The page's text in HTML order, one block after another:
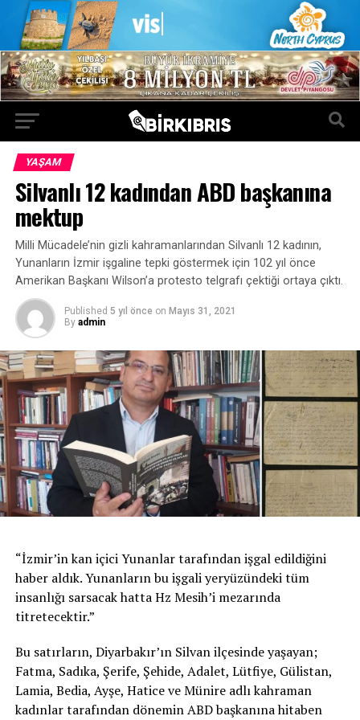
YAŞAM
Silvanlı 12 kadından ABD başkanına
mektup
Milli Mücadele’nin gizli kahramanlarından Silvanlı 12 kadının,
Yunanların İzmir işgaline tepki göstermek için 102 yıl önce
Amerikan Başkanı Wilson’a protesto telgrafı çektiği ortaya çıktı.
Published 5 yıl önce on Mayıs 31, 2021
By admin
“İzmir’in kan içici Yunanlar tarafından işgal edildiğini
haber aldık. Yunanların bu işgali yeryüzündeki tüm
insanlığı sarsacak hatta Hz Mesih’i mezarında
titretecektir.”
Bu satırların, Diyarbakır’ın Silvan ilçesinde yaşayan;
Fatma, Sadıka, Şerife, Şehide, Adalet, Lütfiye, Gülistan,
Lamia, Bedia, Ayşe, Hatice ve Münire adlı kahraman
kadınlar tarafından dönemin ABD başkanına hitaben